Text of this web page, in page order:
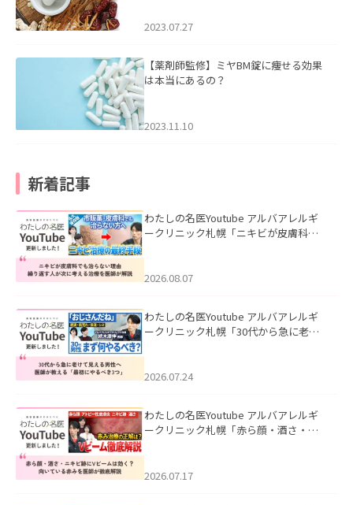
2023.07.27
【薬剤師監修】ミヤBM錠に痩せる効果
は本当にあるの？
2023.11.10
新着記事
わたしの名医Youtube アルバアレルギ
ークリニック札幌「ニキビが皮膚科で
ました。
2026.08.07
わたしの名医Youtube アルバアレルギ
ークリニック札幌「30代から急に老け
た。
2026.07.24
わたしの名医Youtube アルバアレルギ
ークリニック札幌「赤ら顔・酒さ・ニ
した。
2026.07.17